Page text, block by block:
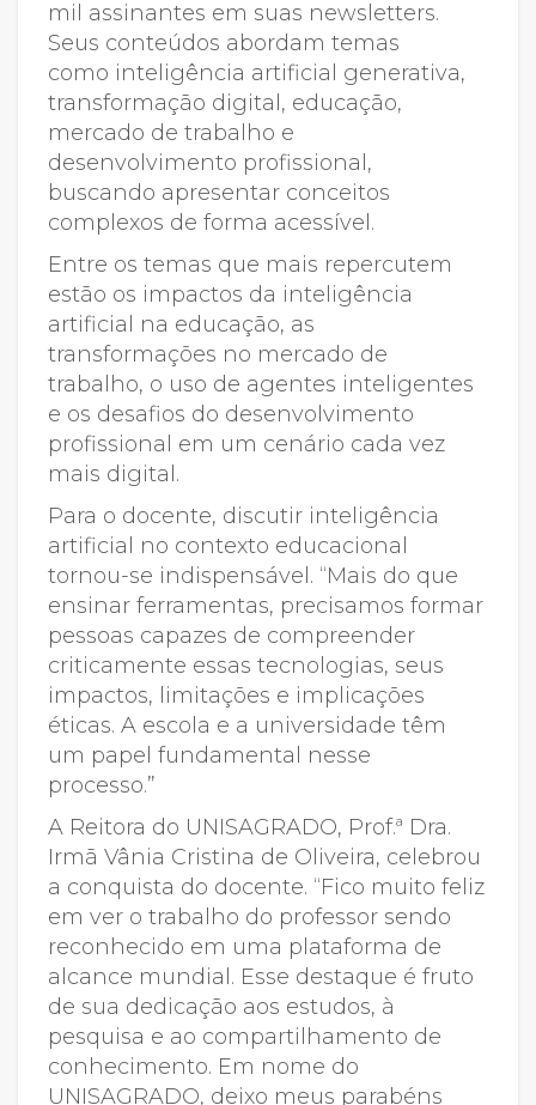
mil assinantes em suas newsletters.
Seus conteúdos abordam temas
como inteligência artificial generativa,
transformação digital, educação,
mercado de trabalho e
desenvolvimento profissional,
buscando apresentar conceitos
complexos de forma acessível.
Entre os temas que mais repercutem
estão os impactos da inteligência
artificial na educação, as
transformações no mercado de
trabalho, o uso de agentes inteligentes
e os desafios do desenvolvimento
profissional em um cenário cada vez
mais digital.
Para o docente, discutir inteligência
artificial no contexto educacional
tornou-se indispensável. “Mais do que
ensinar ferramentas, precisamos formar
pessoas capazes de compreender
criticamente essas tecnologias, seus
impactos, limitações e implicações
éticas. A escola e a universidade têm
um papel fundamental nesse
processo.”
A Reitora do UNISAGRADO, Prof.ª Dra.
Irmã Vânia Cristina de Oliveira, celebrou
a conquista do docente. “Fico muito feliz
em ver o trabalho do professor sendo
reconhecido em uma plataforma de
alcance mundial. Esse destaque é fruto
de sua dedicação aos estudos, à
pesquisa e ao compartilhamento de
conhecimento. Em nome do
UNISAGRADO, deixo meus parabéns